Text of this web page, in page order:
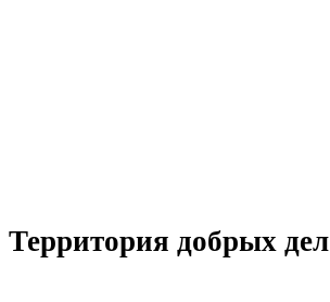
Территория добрых дел